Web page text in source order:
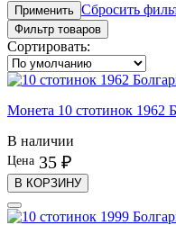
Применить Сбросить
Фильтр товаров
Сортировать:
Монета 10 стотинок 1962
В наличии
Цена 35 ₽
В КОРЗИНУ